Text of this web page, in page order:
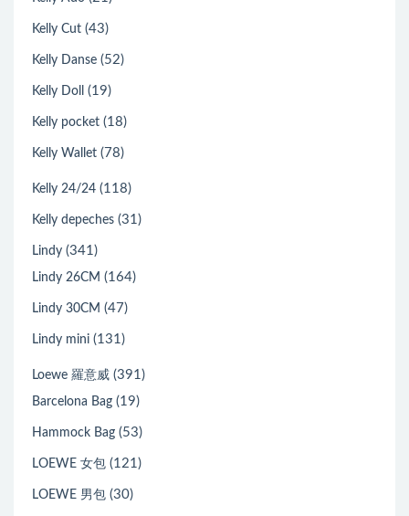
Kelly Cut (43)
Kelly Danse (52)
Kelly Doll (19)
Kelly pocket (18)
Kelly Wallet (78)
Kelly 24/24 (118)
Kelly depeches (31)
Lindy (341)
Lindy 26CM (164)
Lindy 30CM (47)
Lindy mini (131)
Loewe 羅意威 (391)
Barcelona Bag (19)
Hammock Bag (53)
LOEWE 女包 (121)
LOEWE 男包 (30)